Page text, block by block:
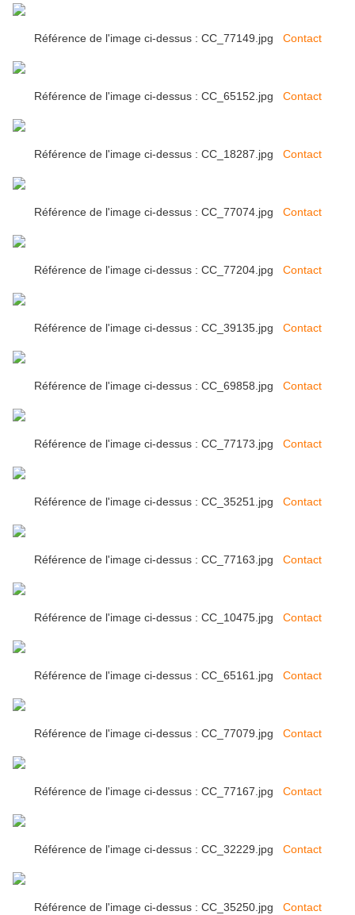
Référence de l'image ci-dessus : CC_77149.jpg Contact
Référence de l'image ci-dessus : CC_65152.jpg Contact
Référence de l'image ci-dessus : CC_18287.jpg Contact
Référence de l'image ci-dessus : CC_77074.jpg Contact
Référence de l'image ci-dessus : CC_77204.jpg Contact
Référence de l'image ci-dessus : CC_39135.jpg Contact
Référence de l'image ci-dessus : CC_69858.jpg Contact
Référence de l'image ci-dessus : CC_77173.jpg Contact
Référence de l'image ci-dessus : CC_35251.jpg Contact
Référence de l'image ci-dessus : CC_77163.jpg Contact
Référence de l'image ci-dessus : CC_10475.jpg Contact
Référence de l'image ci-dessus : CC_65161.jpg Contact
Référence de l'image ci-dessus : CC_77079.jpg Contact
Référence de l'image ci-dessus : CC_77167.jpg Contact
Référence de l'image ci-dessus : CC_32229.jpg Contact
Référence de l'image ci-dessus : CC_35250.jpg Contact